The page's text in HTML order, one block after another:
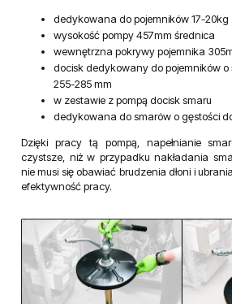
dedykowana do pojemników 17-20kg
wysokość pompy 457mm średnica
wewnętrzna pokrywy pojemnika
docisk dedykowany do pojemników
255-285 mm
w zestawie z pompą docisk smaru
dedykowana do smarów o gęstości
Dzięki pracy tą pompą, napełnianie
czystsze, niż w przypadku nakładania
nie musi się obawiać brudzenia dłoni i
efektywność pracy.